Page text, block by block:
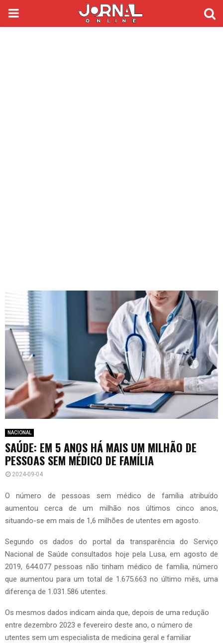
PRIMARY
NACIONAL
SAÚDE: EM 5 ANOS HÁ MAIS UM MILHÃO DE
PESSOAS SEM MÉDICO DE FAMÍLIA
2024-09-04
O número de pessoas sem médico de família atribuído
aumentou cerca de um milhão nos últimos cinco anos,
situando-se em mais de 1,6 milhões de utentes em agosto.
Segundo os dados do portal da transparência do Serviço
Nacional de Saúde consultados hoje pela Lusa, em agosto de
2019, 644.077 pessoas não tinham médico de família, número
que aumentou para um total de 1.675.663 no último mês, uma
diferença de 1.031.586 utentes.
Os mesmos dados indicam ainda que, depois de uma redução
entre dezembro 2023 e fevereiro deste ano, o número de
utentes sem um especialista de medicina geral e familiar